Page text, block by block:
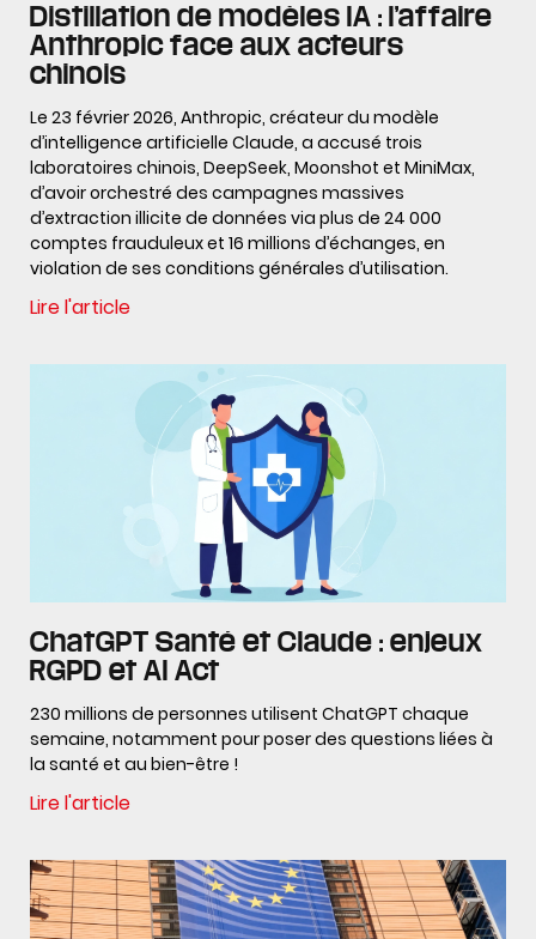
Distillation de modèles IA : l’affaire
Anthropic face aux acteurs
chinois
Le 23 février 2026, Anthropic, créateur du modèle
d’intelligence artificielle Claude, a accusé trois
laboratoires chinois, DeepSeek, Moonshot et MiniMax,
d’avoir orchestré des campagnes massives
d’extraction illicite de données via plus de 24 000
comptes frauduleux et 16 millions d’échanges, en
violation de ses conditions générales d’utilisation.
Lire l'article
ChatGPT Santé et Claude : enjeux
RGPD et AI Act
230 millions de personnes utilisent ChatGPT chaque
semaine, notamment pour poser des questions liées à
la santé et au bien-être !
Lire l'article